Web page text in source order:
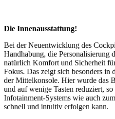
Die Innenausstattung!
Bei der Neuentwicklung des
Handhabung, die Personalisierung
natürlich Komfort und Sicherheit
Fokus. Das zeigt sich besonders in
der Mittelkonsole. Hier wurde das
und auf wenige Tasten reduziert,
Infotainment-Systems wie auch
schnell und intuitiv erfolgen kann.